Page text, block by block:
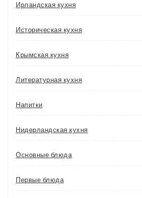
Ирландская кухня
Историческая кухня
Крымская кухня
Литературная кухня
Напитки
Нидерландская кухня
Основные блюда
Первые блюда